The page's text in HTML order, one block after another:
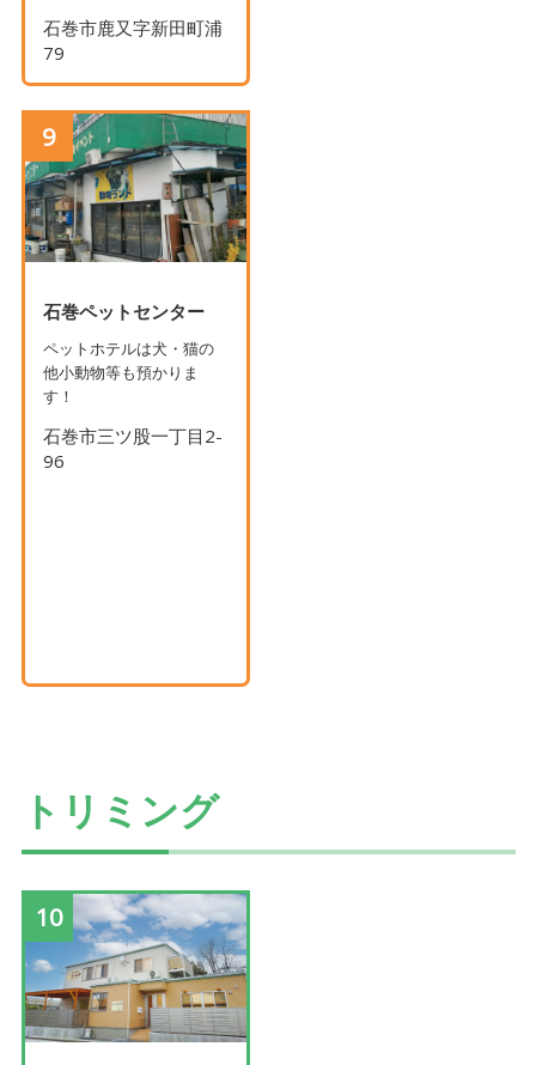
石巻市鹿又字新田町浦
79
9
石巻ペットセンター
ペットホテルは犬・猫の
他小動物等も預かりま
す！
石巻市三ツ股一丁目2-
96
トリミング
10